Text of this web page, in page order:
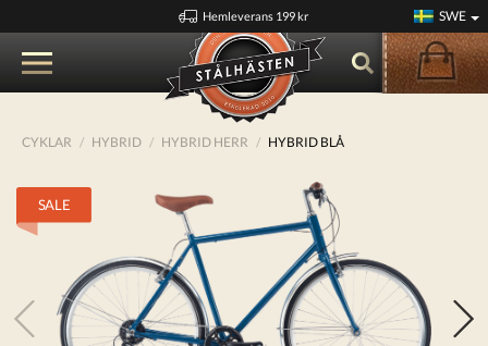
Hemleverans 199 kr SWE
CYKLAR HYBRID HYBRID HERR HYBRID BLÅ
SALE